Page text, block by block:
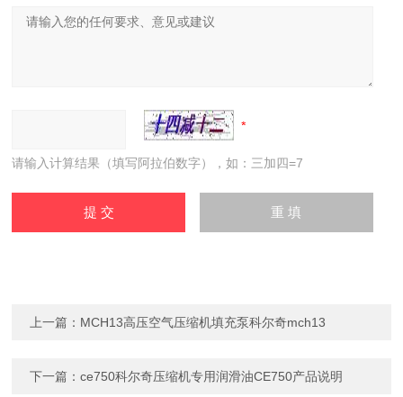
请输入计算结果（填写阿拉伯数字），如：三加四=7
上一篇： MCH13高压空气压缩机填充泵科尔奇mch13
下一篇：ce750科尔奇压缩机专用润滑油CE750产品说明